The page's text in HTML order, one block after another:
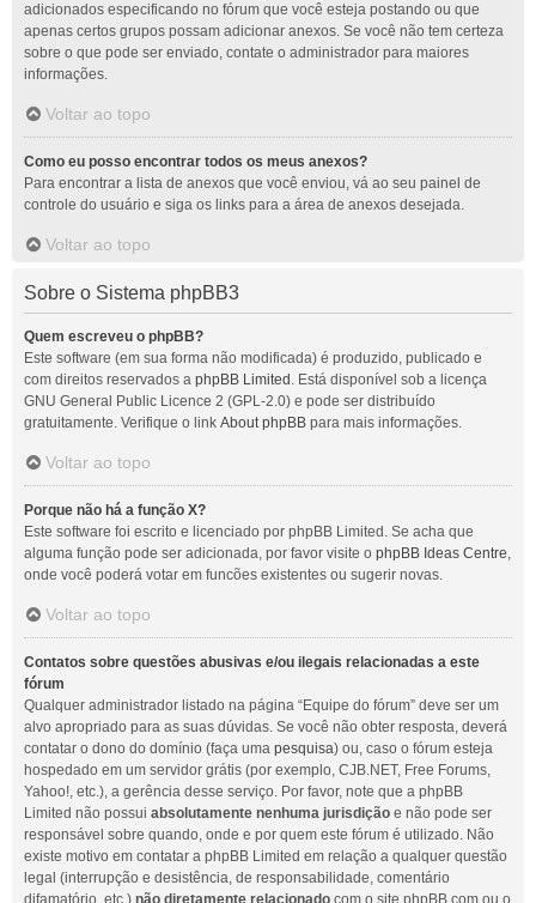
adicionados especificando no fórum que você esteja postando ou que
apenas certos grupos possam adicionar anexos. Se você não tem certeza
sobre o que pode ser enviado, contate o administrador para maiores
informações.
Voltar ao topo
Como eu posso encontrar todos os meus anexos?
Para encontrar a lista de anexos que você enviou, vá ao seu painel de
controle do usuário e siga os links para a área de anexos desejada.
Voltar ao topo
Sobre o Sistema phpBB3
Quem escreveu o phpBB?
Este software (em sua forma não modificada) é produzido, publicado e
com direitos reservados a phpBB Limited . Está disponível sob a licença
GNU General Public Licence 2 (GPL-2.0) e pode ser distribuído
gratuitamente. Verifique o link About phpBB para mais informações.
Voltar ao topo
Porque não há a função X?
Este software foi escrito e licenciado por phpBB Limited. Se acha que
alguma função pode ser adicionada, por favor visite o phpBB Ideas Centre,
onde você poderá votar em funcões existentes ou sugerir novas.
Voltar ao topo
Contatos sobre questões abusivas e/ou ilegais relacionadas a este
fórum
Qualquer administrador listado na página “Equipe do fórum” deve ser um
alvo apropriado para as suas dúvidas. Se você não obter resposta, deverá
contatar o dono do domínio (faça uma pesquisa) ou, caso o fórum esteja
hospedado em um servidor grátis (por exemplo, CJB.NET, Free Forums,
Yahoo!, etc.), a gerência desse serviço. Por favor, note que a phpBB
Limited não possui absolutamente nenhuma jurisdição e não pode ser
responsável sobre quando, onde e por quem este fórum é utilizado. Não
existe motivo em contatar a phpBB Limited em relação a qualquer questão
legal (interrupção e desistência, de responsabilidade, comentário
difamatório, etc.) não diretamente relacionado com o site phpBB.com ou o